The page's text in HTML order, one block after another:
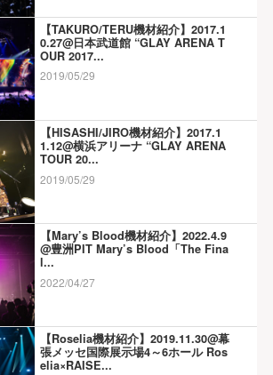
【TAKURO/TERU機材紹介】2017.1
0.27@日本武道館 “GLAY ARENA T
OUR 2017...
2019/05/29
【HISASHI/JIRO機材紹介】2017.1
1.12@横浜アリーナ “GLAY ARENA
TOUR 20...
2019/05/29
【Mary’s Blood機材紹介】2022.4.9
@豊洲PIT Mary’s Blood「The Fina
l...
2022/04/27
【Roselia機材紹介】2019.11.30@幕
張メッセ国際展示場4～6ホール Ros
elia×RAISE...